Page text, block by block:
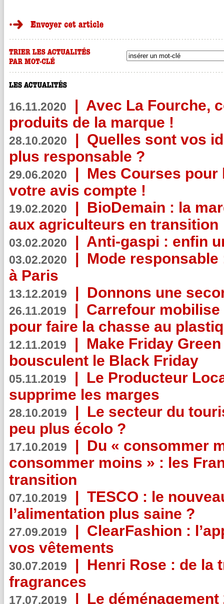
16.11.2020 | Avec La Fourche,
produits de la marque !
28.10.2020 | Quelles sont vos
plus responsable ?
29.06.2020 | Mes Courses pour
votre avis compte !
19.02.2020 | BioDemain : la
aux agriculteurs en transition
03.02.2020 | Anti-gaspi : enfin
03.02.2020 | Mode
à Paris
13.12.2019 | Donnons une
26.11.2019 | Carrefour
pour faire la chasse au
12.11.2019 | Make Friday
bousculent le Black Friday
05.11.2019 | Le Producteur
supprime les marges
28.10.2019 | Le secteur du
peu plus écolo ?
17.10.2019 | Du « consommer
consommer moins » : les
transition
07.10.2019 | TESCO : le
l’alimentation plus saine ?
27.09.2019 | ClearFashion :
vos vêtements
30.07.2019 | Henri Rose : de la
fragrances
17.07.2019 | Le